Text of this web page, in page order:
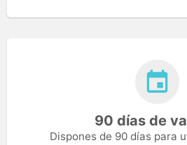
90 días de
Dispones de 90 días para